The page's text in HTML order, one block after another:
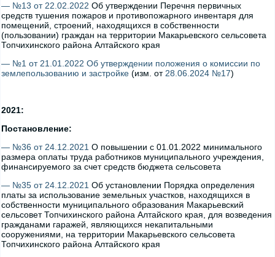
— №13 от 22.02.2022 Об утверждении Перечня первичных
средств тушения пожаров и противопожарного инвентаря для
помещений, строений, находящихся в собственности
(пользовании) граждан на территории Макарьевского сельсовета
Топчихинского района Алтайского края
— №1 от 21.01.2022 Об утверждении положения о комиссии по
землепользованию и застройке (изм. от 28.06.2024 №17)
2021:
Постановление:
— №36 от 24.12.2021 О повышении с 01.01.2022 минимального
размера оплаты труда работников муниципального учреждения,
финансируемого за счет средств бюджета сельсовета
— №35 от 24.12.2021 Об установлении Порядка определения
платы за использование земельных участков, находящихся в
собственности муниципального образования Макарьевский
сельсовет Топчихинского района Алтайского края, для возведения
гражданами гаражей, являющихся некапитальными
сооружениями, на территории Макарьевского сельсовета
Топчихинского района Алтайского края